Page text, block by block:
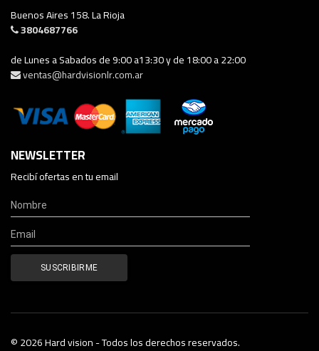
Buenos Aires 158. La Rioja
3804687766
de Lunes a Sabados de 9:00 a13:30 y de 18:00 a 22:00
ventas@hardvisionlr.com.ar
NEWSLETTER
Recibí ofertas en tu email
© 2026 Hard vision - Todos los derechos reservados.